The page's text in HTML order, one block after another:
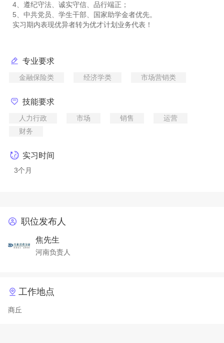
4、遵纪守法、诚实守信、品行端正；
5、中共党员、学生干部、国家助学金者优先。
专业要求
金融保险类 经济学类 市场营销类
技能要求
人力行政 市场 销售
运营
财务
实习时间
3个月
职位发布人
焦先生
河南负责人
工作地点
商丘